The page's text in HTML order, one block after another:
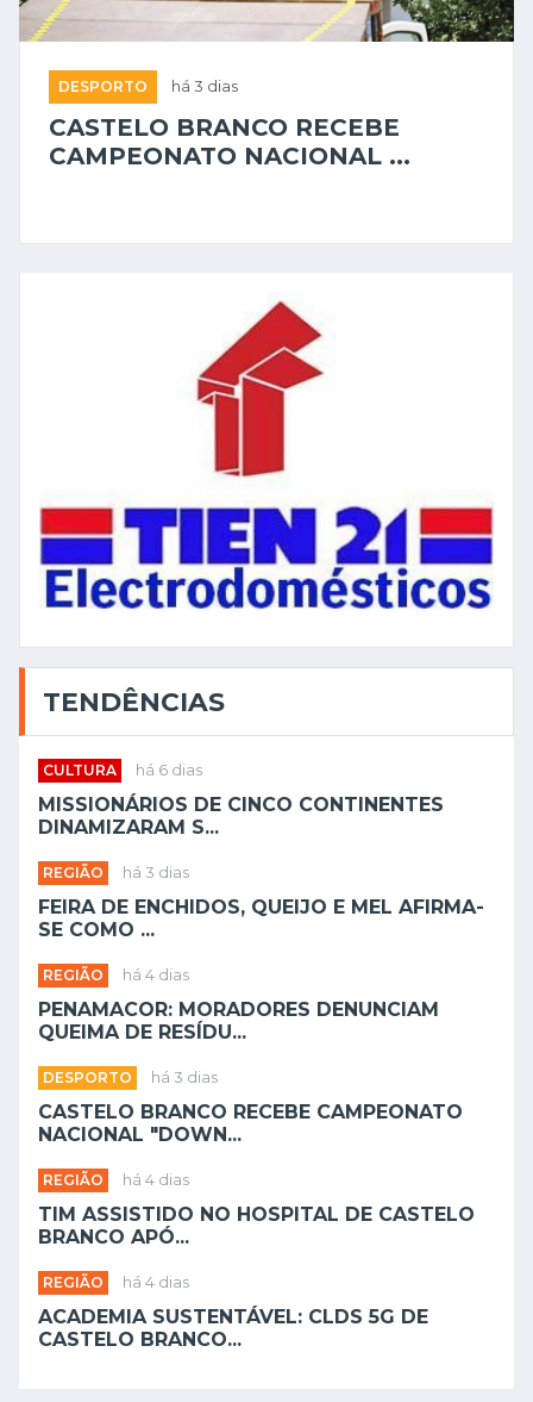
DESPORTO há 3 dias
CASTELO BRANCO RECEBE
CAMPEONATO NACIONAL ...
TENDÊNCIAS
CULTURA há 6 dias
MISSIONÁRIOS DE CINCO CONTINENTES
DINAMIZARAM S...
REGIÃO há 3 dias
FEIRA DE ENCHIDOS, QUEIJO E MEL AFIRMA-
SE COMO ...
REGIÃO há 4 dias
PENAMACOR: MORADORES DENUNCIAM
QUEIMA DE RESÍDU...
DESPORTO há 3 dias
CASTELO BRANCO RECEBE CAMPEONATO
NACIONAL "DOWN...
REGIÃO há 4 dias
TIM ASSISTIDO NO HOSPITAL DE CASTELO
BRANCO APÓ...
REGIÃO há 4 dias
ACADEMIA SUSTENTÁVEL: CLDS 5G DE
CASTELO BRANCO...